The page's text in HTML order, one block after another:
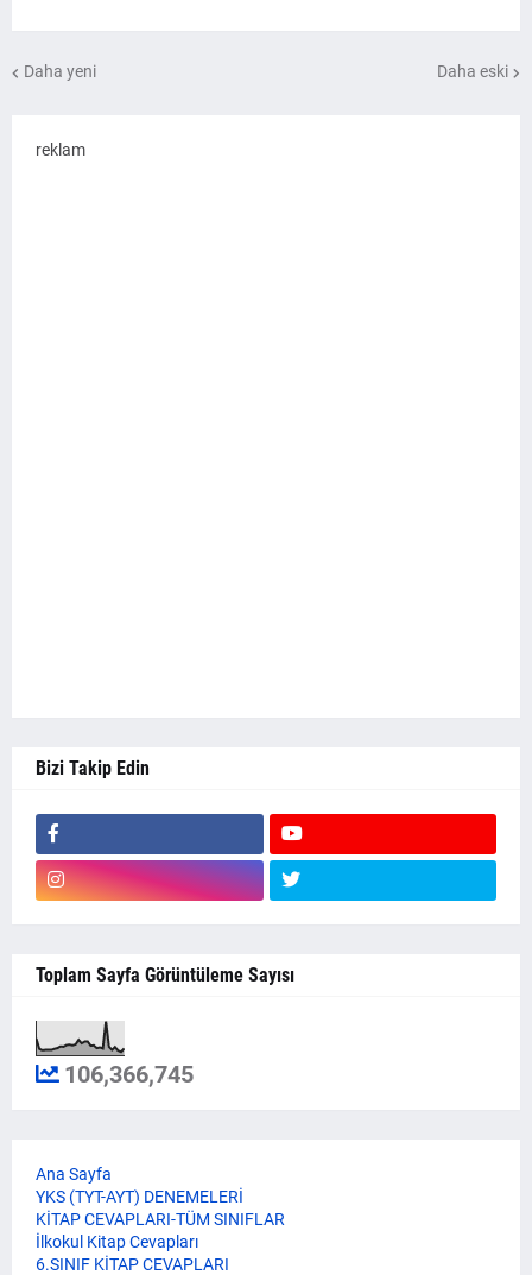
Daha yeni Daha eski
reklam
Bizi Takip Edin
Toplam Sayfa Görüntüleme Sayısı
106,366,745
Ana Sayfa
YKS (TYT-AYT) DENEMELERİ
KİTAP CEVAPLARI-TÜM SINIFLAR
İlkokul Kitap Cevapları
6.SINIF KİTAP CEVAPLARI